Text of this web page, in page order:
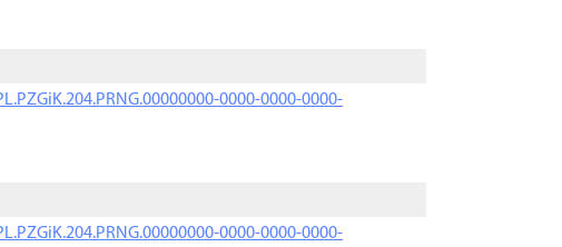
0000-0000-0000-
0000-0000-0000-